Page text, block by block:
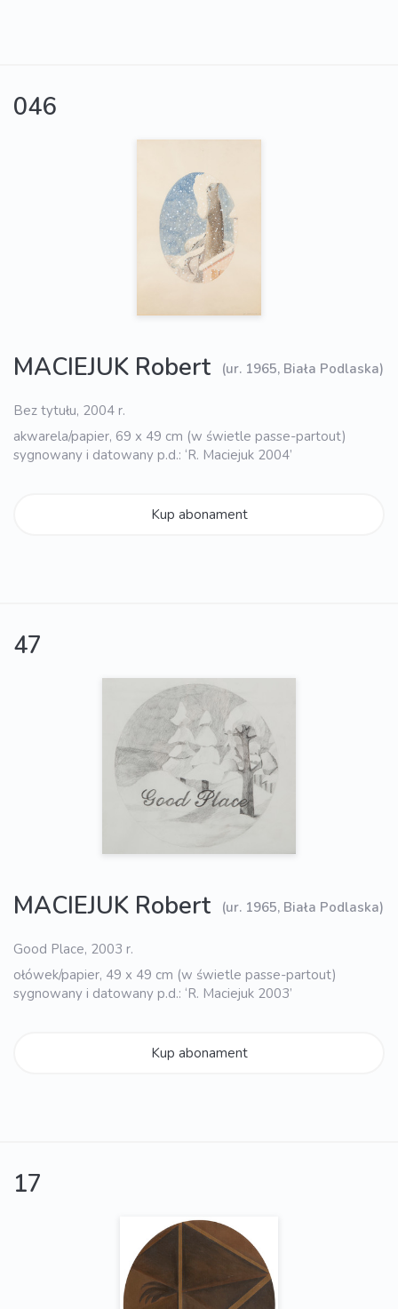
046
MACIEJUK Robert (ur. 1965, Biała Podlaska)
Bez tytułu, 2004 r.
akwarela/papier, 69 x 49 cm (w świetle passe-partout)
sygnowany i datowany p.d.: ‘R. Maciejuk 2004’
Kup abonament
47
MACIEJUK Robert (ur. 1965, Biała Podlaska)
Good Place, 2003 r.
ołówek/papier, 49 x 49 cm (w świetle passe-partout)
sygnowany i datowany p.d.: ‘R. Maciejuk 2003’
Kup abonament
17